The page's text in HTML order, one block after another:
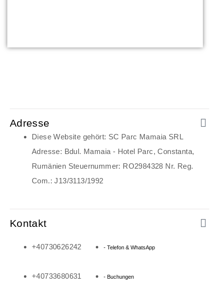
Adresse
Diese Website gehört: SC Parc Mamaia SRL
Adresse: Bdul. Mamaia - Hotel Parc, Constanta,
Rumänien Steuernummer: RO2984328 Nr. Reg.
Com.: J13/3113/1992
Kontakt
+40730626242 - Telefon & WhatsApp
+40733680631 - Buchungen